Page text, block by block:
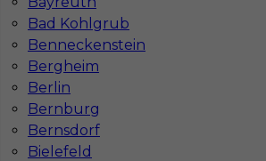
Bad Kohlgrub
Benneckenstein
Bergheim
Berlin
Bernburg
Bernsdorf
Bielefeld
Katowicach
Lublinie
Częstochowie
Najpopularniejsze miejscowości w